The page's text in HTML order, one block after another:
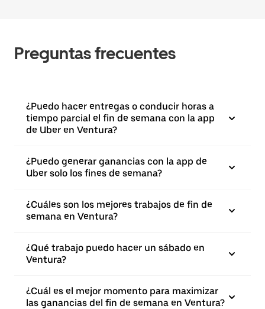
Preguntas frecuentes
¿Puedo hacer entregas o conducir horas a
tiempo parcial el fin de semana con la app
de Uber en Ventura?
¿Puedo generar ganancias con la app de
Uber solo los fines de semana?
¿Cuáles son los mejores trabajos de fin de
semana en Ventura?
¿Qué trabajo puedo hacer un sábado en
Ventura?
¿Cuál es el mejor momento para maximizar
las ganancias del fin de semana en Ventura?